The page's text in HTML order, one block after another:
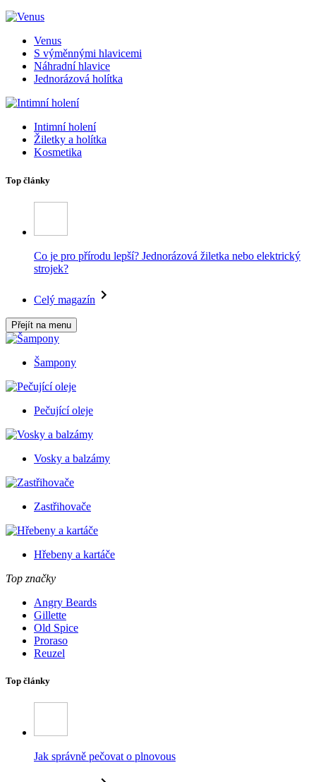
Venus
S výměnnými hlavicemi
Náhradní hlavice
Jednorázová holítka
Intimní holení
Žiletky a holítka
Kosmetika
Top články
Co je pro přírodu lepší? Jednorázová žiletka nebo elektrický
strojek?
Celý magazín
Přejít na menu
Šampony
Pečující oleje
Vosky a balzámy
Zastřihovače
Hřebeny a kartáče
Top značky
Angry Beards
Gillette
Old Spice
Proraso
Reuzel
Top články
Jak správně pečovat o plnovous